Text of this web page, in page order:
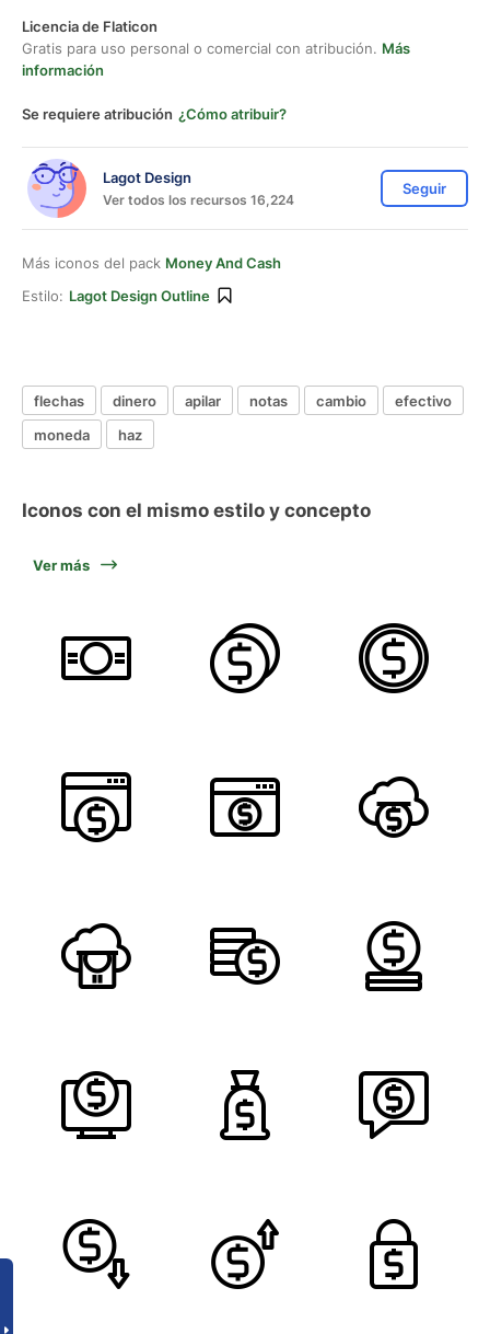
Licencia de Flaticon
Gratis para uso personal o comercial con atribución. Más
información
Se requiere atribución ¿Cómo atribuir?
Lagot Design
Ver todos los recursos 16,224
Seguir
Más iconos del pack Money And Cash
Estilo: Lagot Design Outline
flechas dinero apilar notas cambio
efectivo
moneda
haz
Iconos con el mismo estilo y concepto
Ver más